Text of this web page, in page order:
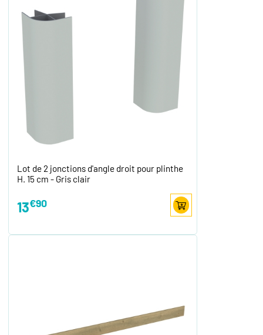
Lot de 2 jonctions d'angle droit pour plinthe
H. 15 cm - Gris clair
13€90